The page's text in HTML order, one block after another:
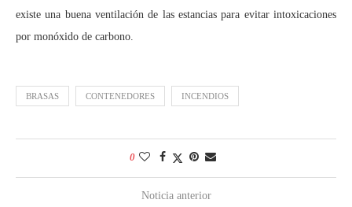
existe una buena ventilación de las estancias para evitar intoxicaciones
por monóxido de carbono.
BRASAS CONTENEDORES INCENDIOS
0
Noticia anterior